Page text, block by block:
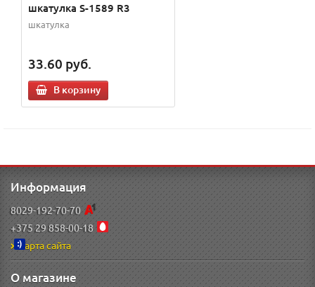
шкатулка S-1589 R3
шкатулка
33.60 руб.
В корзину
Информация
8029-192-70-70
+375 29 858-00-18
Карта сайта
О магазине